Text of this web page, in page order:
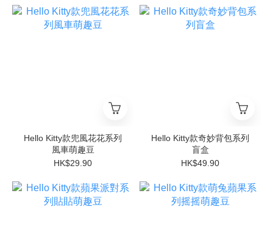
Hello Kitty款兜風花花系列
風車萌趣豆
HK$29.90
Hello Kitty款奇妙背包系列
盲盒
HK$49.90